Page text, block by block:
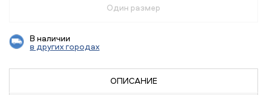
Один размер
В наличии
в других городах
ОПИСАНИЕ